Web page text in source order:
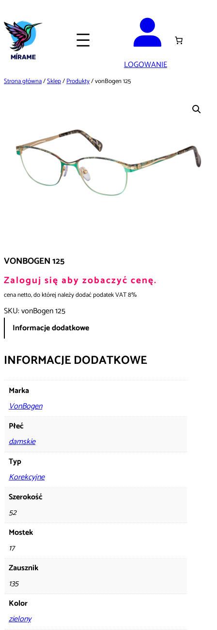
do
treści
LOGOWANIE
Strona główna/Sklep/Produkty/ vonBogen 125
VONBOGEN 125
Zaloguj się aby zobaczyć cenę.
cena netto, do której należy dodać podatek VAT 8%
SKU:vonBogen 125
Informacje dodatkowe
INFORMACJE DODATKOWE
Marka
VonBogen
Płeć
damskie
Typ
Korekcyjne
Szerokość
52
Mostek
17
Zausznik
135
Kolor
zielony